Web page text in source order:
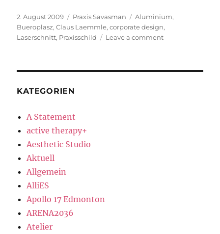
Posted
on
2. August 2009 Categories
Praxis Savasman Tags
Aluminium,
Bueroplasz,Claus Laemmle,corporate design,
Laserschnitt, Praxisschild Leave a commenton
KATEGORIEN
A Statement
active therapy+
Aesthetic Studio
Aktuell
Allgemein
AlliES
Apollo 17 Edmonton
ARENA2036
Atelier